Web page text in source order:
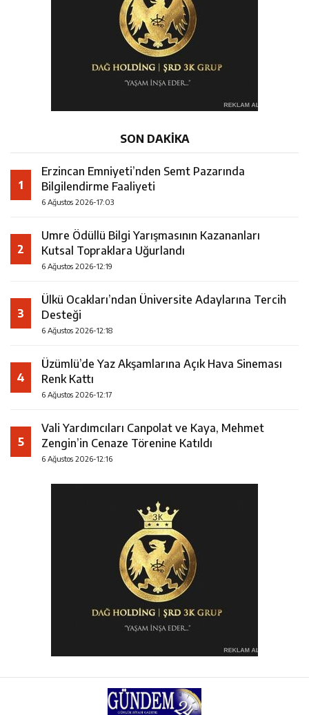
SON DAKİKA
1
Erzincan Emniyeti’nden Semt Pazarında
Bilgilendirme Faaliyeti
6 Ağustos 2026-17:03
2
Umre Ödüllü Bilgi Yarışmasının Kazananları
Kutsal Topraklara Uğurlandı
6 Ağustos 2026-12:19
3
Ülkü Ocakları’ndan Üniversite Adaylarına Tercih
Desteği
6 Ağustos 2026-12:18
4
Üzümlü’de Yaz Akşamlarına Açık Hava Sineması
Renk Kattı
6 Ağustos 2026-12:17
5
Vali Yardımcıları Canpolat ve Kaya, Mehmet
Zengin’in Cenaze Törenine Katıldı
6 Ağustos 2026-12:16